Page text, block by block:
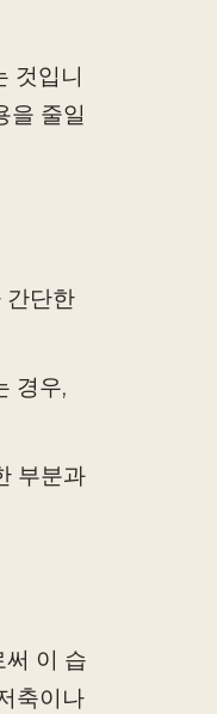
것입니
을 줄일
단한
경우,
부분과
이 습
축이나